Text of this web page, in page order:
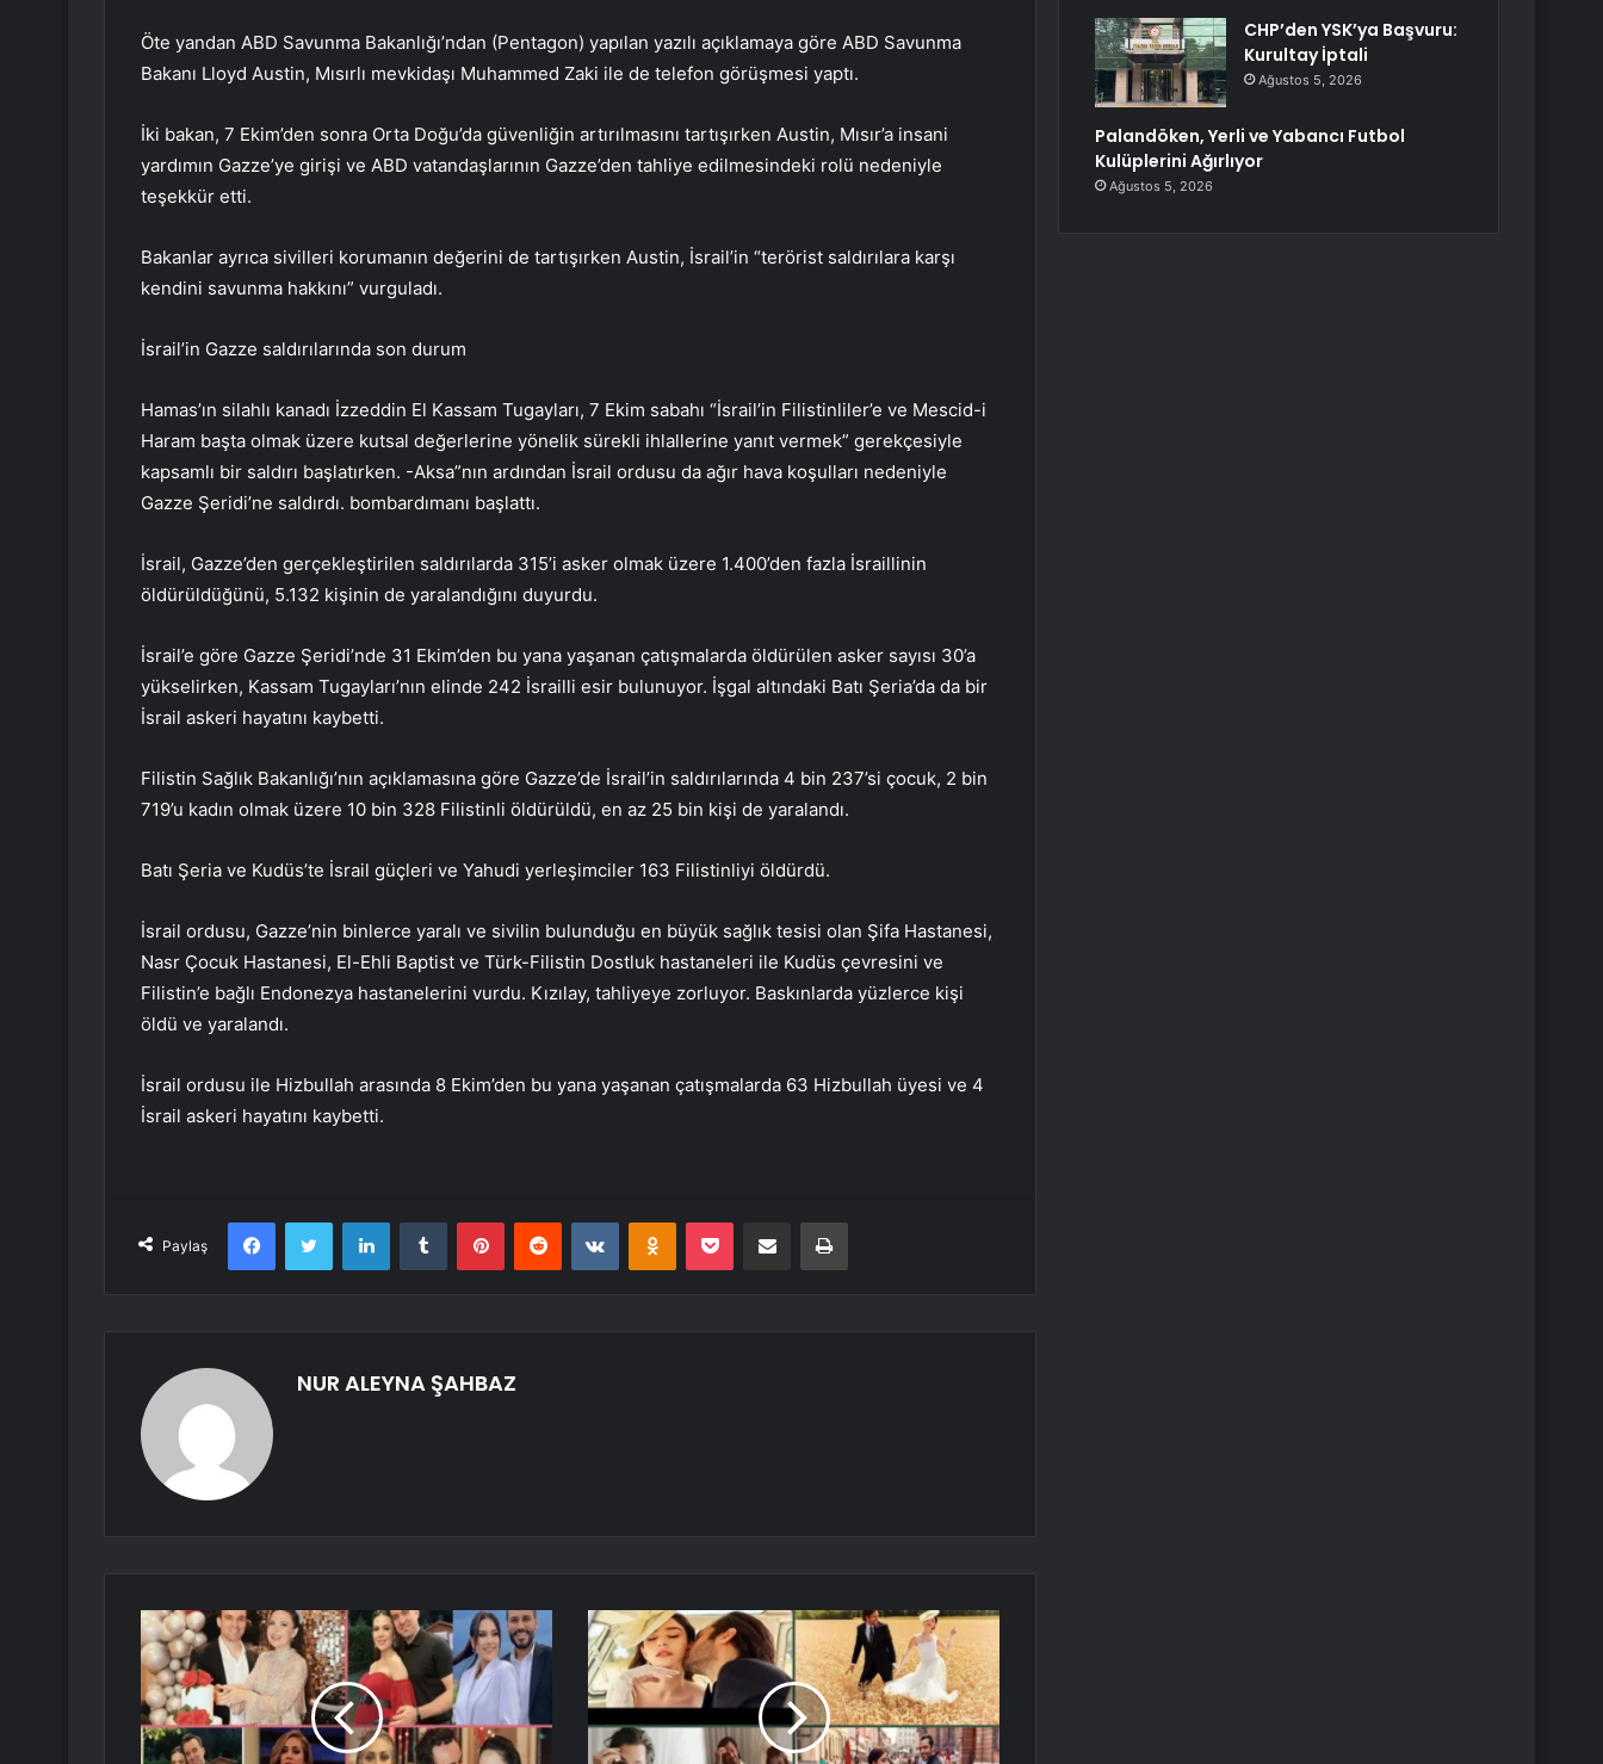
Öte yandan ABD Savunma Bakanlığı’ndan (Pentagon) yapılan yazılı açıklamaya göre ABD Savunma
Bakanı Lloyd Austin, Mısırlı mevkidaşı Muhammed Zaki ile de telefon görüşmesi yaptı.
İki bakan, 7 Ekim’den sonra Orta Doğu’da güvenliğin artırılmasını tartışırken Austin, Mısır’a insani
yardımın Gazze’ye girişi ve ABD vatandaşlarının Gazze’den tahliye edilmesindeki rolü nedeniyle
teşekkür etti.
Bakanlar ayrıca sivilleri korumanın değerini de tartışırken Austin, İsrail’in “terörist saldırılara karşı
kendini savunma hakkını” vurguladı.
İsrail’in Gazze saldırılarında son durum
Hamas’ın silahlı kanadı İzzeddin El Kassam Tugayları, 7 Ekim sabahı “İsrail’in Filistinliler’e ve Mescid-i
Haram başta olmak üzere kutsal değerlerine yönelik sürekli ihlallerine yanıt vermek” gerekçesiyle
kapsamlı bir saldırı başlatırken. -Aksa”nın ardından İsrail ordusu da ağır hava koşulları nedeniyle
Gazze Şeridi’ne saldırdı. bombardımanı başlattı.
İsrail, Gazze’den gerçekleştirilen saldırılarda 315’i asker olmak üzere 1.400’den fazla İsraillinin
öldürüldüğünü, 5.132 kişinin de yaralandığını duyurdu.
İsrail’e göre Gazze Şeridi’nde 31 Ekim’den bu yana yaşanan çatışmalarda öldürülen asker sayısı 30’a
yükselirken, Kassam Tugayları’nın elinde 242 İsrailli esir bulunuyor. İşgal altındaki Batı Şeria’da da bir
İsrail askeri hayatını kaybetti.
Filistin Sağlık Bakanlığı’nın açıklamasına göre Gazze’de İsrail’in saldırılarında 4 bin 237’si çocuk, 2 bin
719’u kadın olmak üzere 10 bin 328 Filistinli öldürüldü, en az 25 bin kişi de yaralandı.
Batı Şeria ve Kudüs’te İsrail güçleri ve Yahudi yerleşimciler 163 Filistinliyi öldürdü.
İsrail ordusu, Gazze’nin binlerce yaralı ve sivilin bulunduğu en büyük sağlık tesisi olan Şifa Hastanesi,
Nasr Çocuk Hastanesi, El-Ehli Baptist ve Türk-Filistin Dostluk hastaneleri ile Kudüs çevresini ve
Filistin’e bağlı Endonezya hastanelerini vurdu. Kızılay, tahliyeye zorluyor. Baskınlarda yüzlerce kişi
öldü ve yaralandı.
İsrail ordusu ile Hizbullah arasında 8 Ekim’den bu yana yaşanan çatışmalarda 63 Hizbullah üyesi ve 4
İsrail askeri hayatını kaybetti.
Paylaş
FacebookTwitter LinkedInTumblr PinterestReddit VKontakteOdnoklassniki
Pocket E-Posta ile paylaş Yazdır
NUR ALEYNA ŞAHBAZ
CHP’den YSK’ya Başvuru:
Kurultay İptali
Ağustos 5, 2026
Palandöken, Yerli ve Yabancı Futbol
Kulüplerini Ağırlıyor
Ağustos 5, 2026